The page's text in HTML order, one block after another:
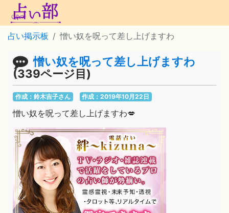
占い掲示板 憎い奴を呪って差し上げますわ
憎い奴を呪って差し上げますわ
(339ページ目)
作成：鈴木吉子さん 作成：2019年10月22日
憎い奴を呪って差し上げますわ💋